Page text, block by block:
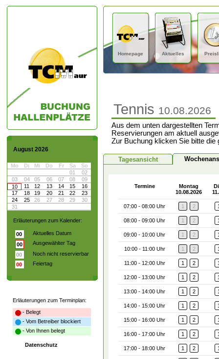
August 2026
Mo Di Mi Do Fr Sa
So
01
02
03
04 05 06 07 08
09
10
11 12 13 14 15
16
17
18 19 20 21 22
23
24
25 26 27 28 29
30
31
Erläuterungen zum Kalender:
00
Aktuelles Datum
00
Ausgewählter Tag
00
Noch nicht reservierbar
00
Feiertag
Erläuterungen zum Terminplan:
- Belegt
- Vom Betreiber blockiert
- Von Ihnen belegt
Datenschutz
Homepage Aktuelles
Tennis 10.08.2026
Aus dem unten dargestellten
Reservierungen am aktuell
Zur Buchung klicken Sie bitte die
Tagesansicht
Termine
Montag
10.08.2026
07:00 - 08:00 Uhr 1 2
08:00 - 09:00 Uhr 1 2
09:00 - 10:00 Uhr 1 2
10:00 - 11:00 Uhr 1 2
11:00 - 12:00 Uhr 1 2
12:00 - 13:00 Uhr 1 2
13:00 - 14:00 Uhr 1 2
14:00 - 15:00 Uhr 1 2
15:00 - 16:00 Uhr 1 2
16:00 - 17:00 Uhr 1 2
17:00 - 18:00 Uhr 1 2